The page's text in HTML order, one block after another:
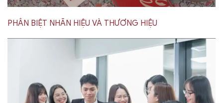
PHÂN BIỆT NHÃN HIỆU VÀ THƯƠNG HIỆU